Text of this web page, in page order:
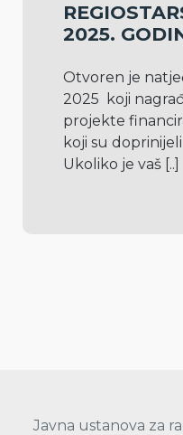
2025.
Otvoren je
2025  koji
projekte
koji su
Ukoliko je vaš [..]
Javna ustanova za